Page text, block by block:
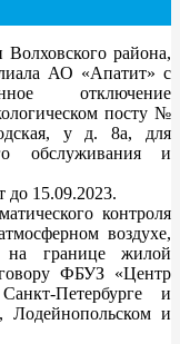
района,
АО «Апатит» с
отключение
посту №
у д. 8а, для
обслуживания и
до 15.09.2023.
контроля
воздухе,
на границе жилой
ФБУЗ «Центр
Петербурге и
Лодейнопольском и